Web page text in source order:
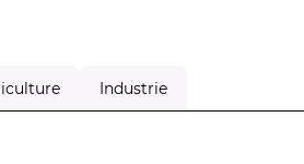
Industrie